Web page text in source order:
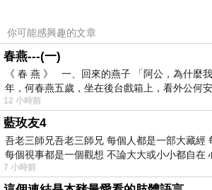
你可能感興趣的文章
春燕---(一)
《 春 燕 》 一、回來的燕子 「阿公，為什麼
年，何春燕五歲，坐在後台戲箱上，看外公何
12 小時前
藍玫友4
吾老三師兄吾老三師兄 每個人都是一部大藏經
每個視事都是一個觀想 不論大大或小小都自在
7 小時前